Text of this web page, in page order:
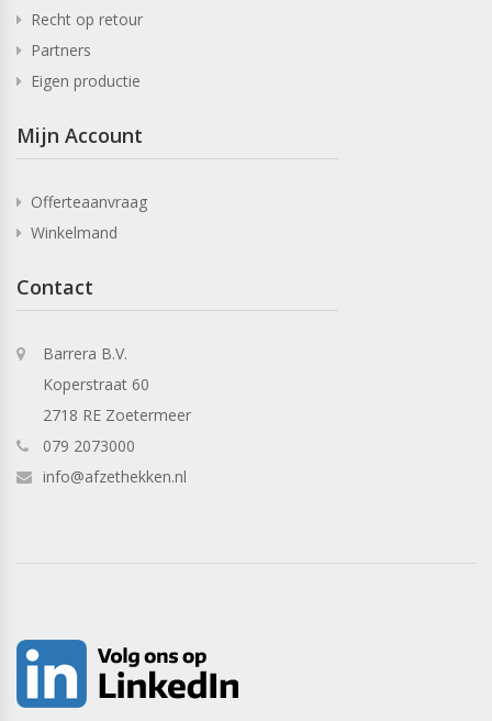
Recht op retour
Partners
Eigen productie
Mijn Account
Offerteaanvraag
Winkelmand
Contact
Barrera B.V.
Koperstraat 60
2718 RE Zoetermeer
079 2073000
info@afzethekken.nl